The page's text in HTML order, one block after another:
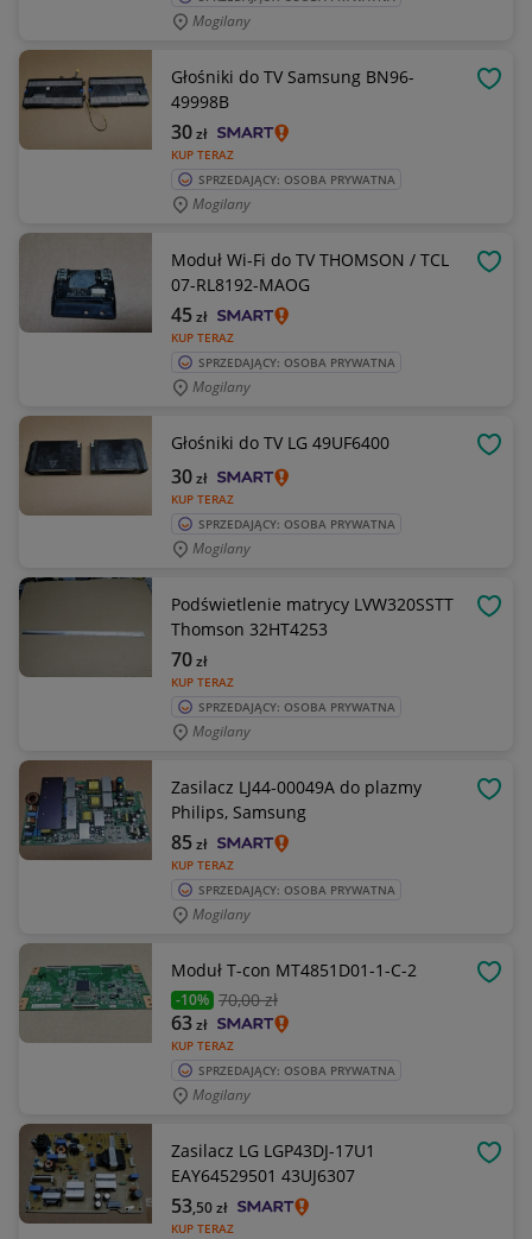
Mogilany
Głośniki do TV Samsung BN96-
49998B
KUP TERAZ
30zł
SPRZEDAJĄCY: OSOBA PRYWATNA
Mogilany
Moduł Wi-Fi do TV THOMSON / TCL
07-RL8192-MAOG
KUP TERAZ
45zł
SPRZEDAJĄCY: OSOBA PRYWATNA
Mogilany
Głośniki do TV LG 49UF6400
KUP TERAZ
30zł
SPRZEDAJĄCY: OSOBA PRYWATNA
Mogilany
Podświetlenie matrycy LVW320SSTT
Thomson 32HT4253
KUP TERAZ
70zł
SPRZEDAJĄCY: OSOBA PRYWATNA
Mogilany
Zasilacz LJ44-00049A do plazmy
Philips, Samsung
KUP TERAZ
85zł
SPRZEDAJĄCY: OSOBA PRYWATNA
Mogilany
Moduł T-con MT4851D01-1-C-2
-10% 70,00 zł
KUP TERAZ
63zł
SPRZEDAJĄCY: OSOBA PRYWATNA
Mogilany
Zasilacz LG LGP43DJ-17U1
EAY64529501 43UJ6307
KUP TERAZ
53,50zł